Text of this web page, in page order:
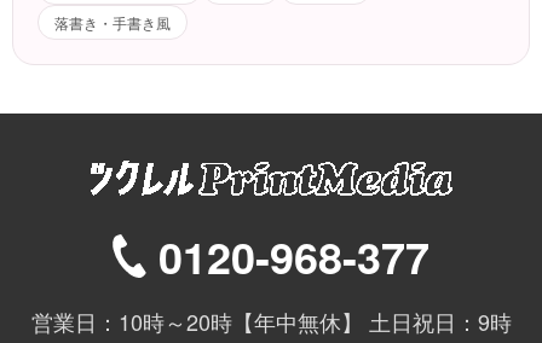
落書き・手書き風
0120-968-377
営業日：10時～20時【年中無休】 土日祝日：9時